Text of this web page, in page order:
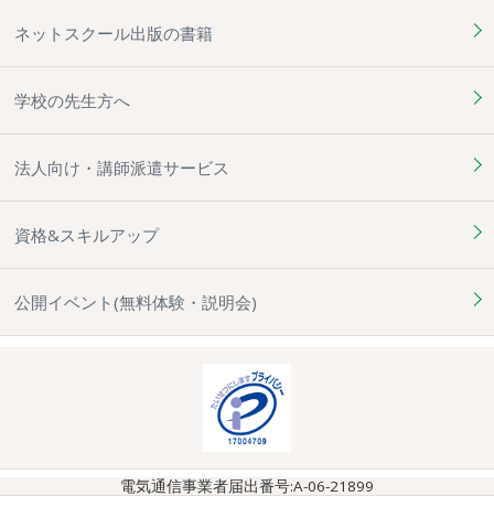
ネットスクール出版の書籍
学校の先生方へ
法人向け・講師派遣サービス
資格&スキルアップ
公開イベント(無料体験・説明会)
電気通信事業者届出番号:A-06-21899